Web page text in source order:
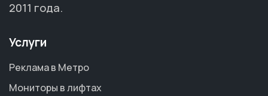
2011 года.
Услуги
Реклама в Метро
Мониторы в лифтах